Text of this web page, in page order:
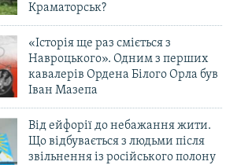
Краматорськ?
«Історія ще раз сміється з
Навроцького». Одним з перших
кавалерів Ордена Білого Орла був
Іван Мазепа
Від ейфорії до небажання жити.
Що відбувається з людьми після
звільнення із російського полону